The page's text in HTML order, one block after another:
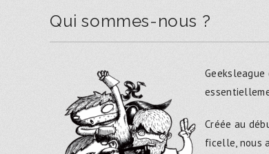
Qui sommes-nous ?
Créée au
ficelle, nous